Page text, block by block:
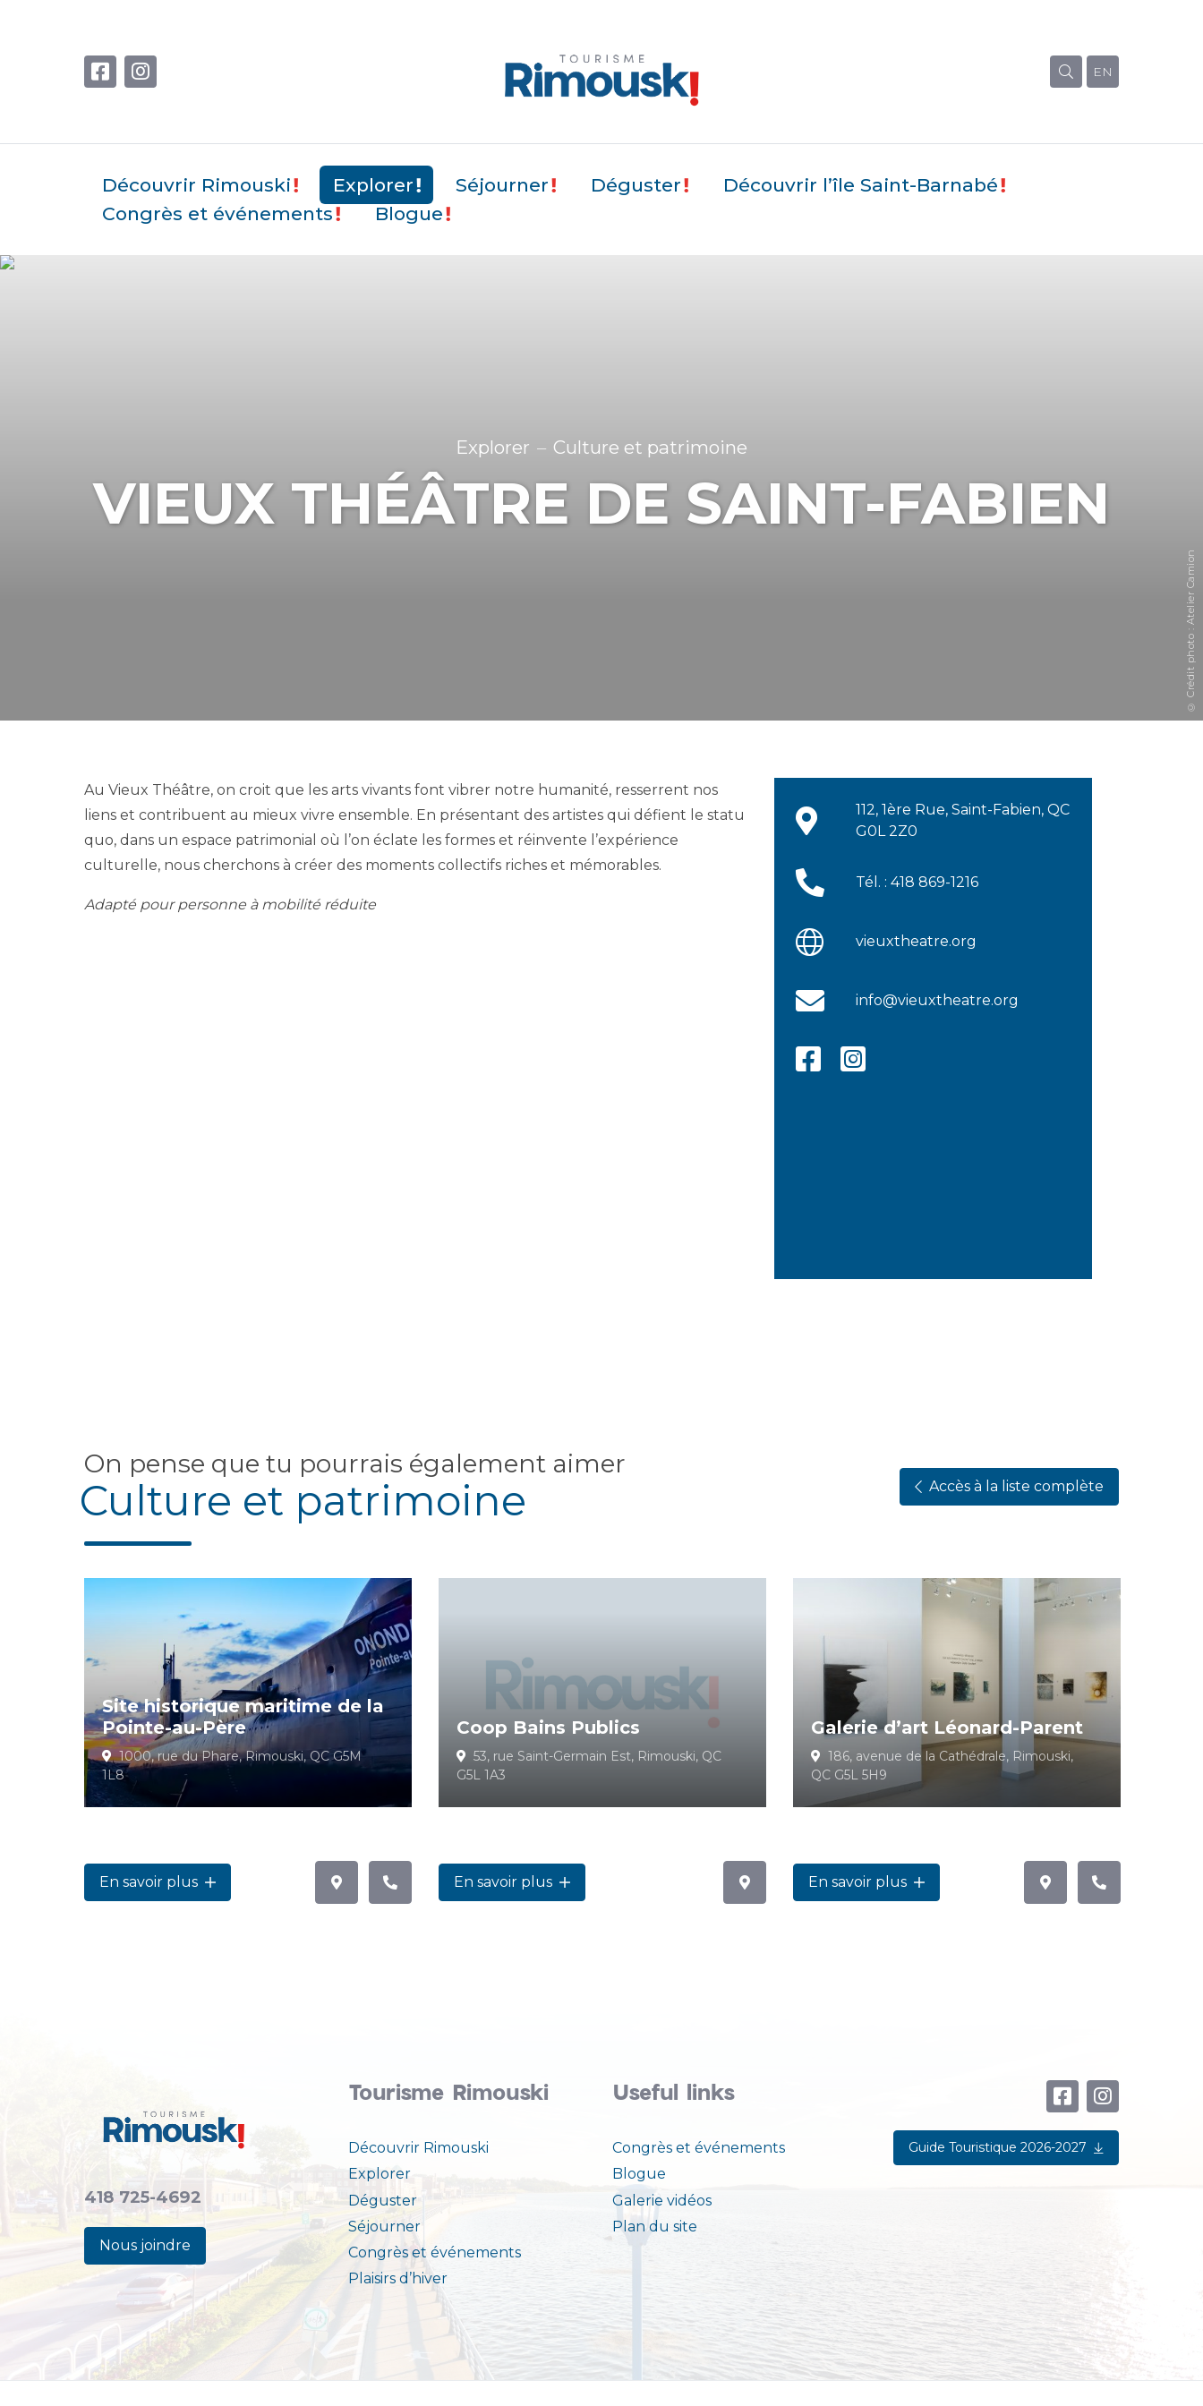
EN
Découvrir Rimouski Explorer Séjourner Déguster
Découvrir l’île Saint-Barnabé
Congrès et événements
Blogue
Explorer Culture et patrimoine
VIEUX THÉÂTRE DE SAINT-FABIEN
© Crédit photo : Atelier Camion
Au Vieux Théâtre, on croit que les arts vivants font vibrer notre humanité, resserrent nos
liens et contribuent au mieux vivre ensemble. En présentant des artistes qui défient le statu
quo, dans un espace patrimonial où l’on éclate les formes et réinvente l’expérience
culturelle, nous cherchons à créer des moments collectifs riches et mémorables.
Adapté pour personne à mobilité réduite
112, 1ère Rue, Saint-Fabien, QC
G0L 2Z0
Tél. : 418 869-1216
vieuxtheatre.org
info@vieuxtheatre.org
On pense que tu pourrais également aimer
Culture et patrimoine Accès à la liste complète
Site historique maritime de la
Pointe-au-Père
1000, rue du Phare, Rimouski, QC G5M
1L8
En savoir plus
Coop Bains Publics
53, rue Saint-Germain Est, Rimouski, QC
G5L 1A3
En savoir plus
Galerie d’art Léonard-Parent
186, avenue de la Cathédrale, Rimouski,
QC G5L 5H9
En savoir plus
418 725-4692
Nous joindre
Tourisme Rimouski
Découvrir Rimouski
Explorer
Déguster
Séjourner
Congrès et événements
Plaisirs d’hiver
Useful links
Congrès et événements
Blogue
Galerie vidéos
Plan du site
Guide Touristique 2026-2027